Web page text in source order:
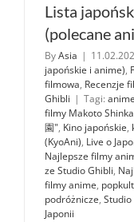
Lista
(polecane
ByAsia |
japońskie i anime),
filmowa, Recenzje
Ghibli | Tagi: anime
filmy Makoto
園", Kino japońskie,
(KyoAni), Live o
Najlepsze filmy
ze Studio Ghibli,
filmy anime,
podróżnicze, Studio
Japonii